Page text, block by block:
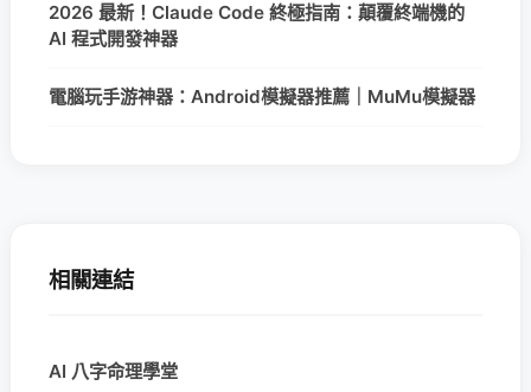
2026 最新！Claude Code 終極指南：顛覆終端機的
AI 程式開發神器
電腦玩手游神器：Android模擬器推薦｜MuMu模擬器
相關連結
AI 八字命理學堂